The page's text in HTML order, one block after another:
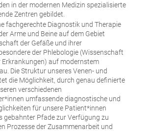
in der modernen Medizin spezialisierte
Zentren gebildet.
fachgerechte Diagnostik und Therapie
Arme und Beine auf dem Gebiet
der Gefäße und ihrer
der Phlebologie (Wissenschaft
Erkrankungen) auf modernstem
Die Struktur unseres Venen- und
die Möglichkeit, durch genau definierte
verschiedenen
umfassende diagnostische und
für unsere Patient*innen
gebahnter Pfade zur Verfügung zu
Prozesse der Zusammenarbeit und